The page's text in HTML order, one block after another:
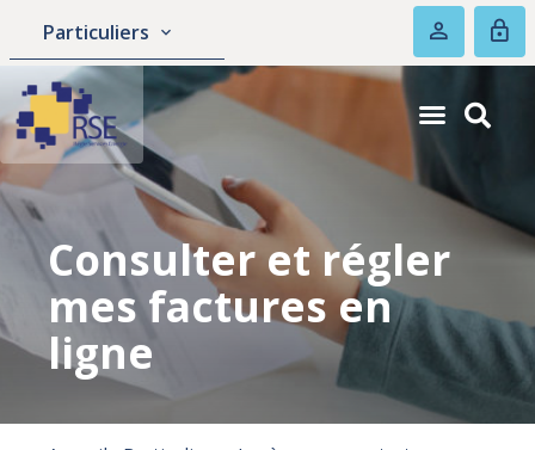
Particuliers
Consulter et régler
mes factures en
ligne